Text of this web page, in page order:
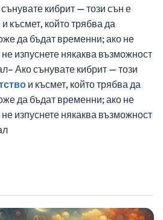
кибрит — този сън е
и късмет, който трябва да
да бъдат временни; ако не
изпуснете някаква възможност
Ако сънувате кибрит — този
и късмет, който трябва да
да бъдат временни; ако не
изпуснете някаква възможност